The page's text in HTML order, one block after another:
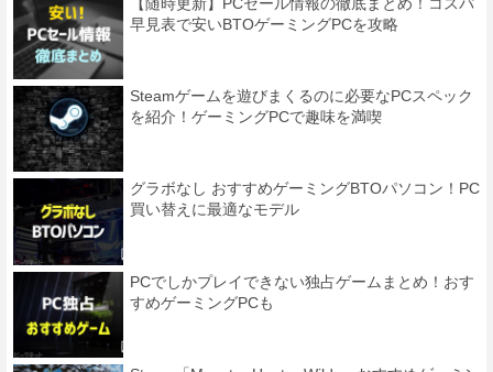
【随時更新】PCセール情報の徹底まとめ！コスパ
早見表で安いBTOゲーミングPCを攻略
Steamゲームを遊びまくるのに必要なPCスペック
を紹介！ゲーミングPCで趣味を満喫
グラボなし おすすめゲーミングBTOパソコン！PC
買い替えに最適なモデル
PCでしかプレイできない独占ゲームまとめ！おす
すめゲーミングPCも